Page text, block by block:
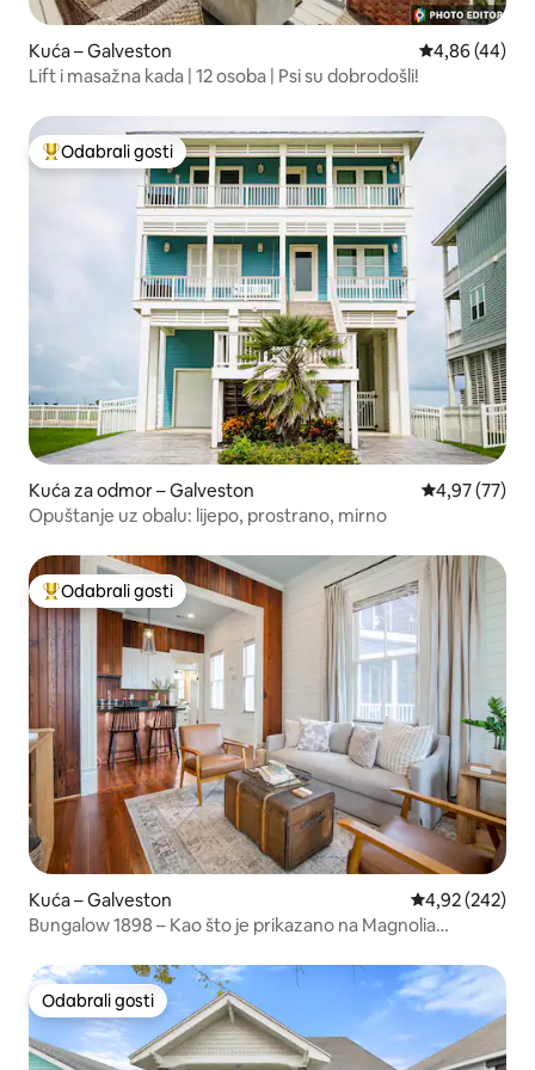
Kuća – Galveston Prosječna
4,86 (44)
Lift i masažna kada | 12 osoba | Psi su dobrodošli!
Među najviše rangiranima s oznakom „Odabrali gosti”
Odabrali gosti
Kuća za odmor – Galveston Prosječna
4,97 (77)
Opuštanje uz obalu: lijepo, prostrano, mirno
Među najviše rangiranima s oznakom „Odabrali gosti”
Odabrali gosti
Kuća – Galveston Prosječna
4,92 (242)
Bungalow 1898 – Kao što je prikazano na Magnolia
Odabrali gosti
Odabrali gosti